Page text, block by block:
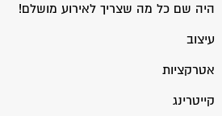
היה שם כל מה שצריך לאירוע מושלם!
עיצוב
אטרקציות
קייטרינג